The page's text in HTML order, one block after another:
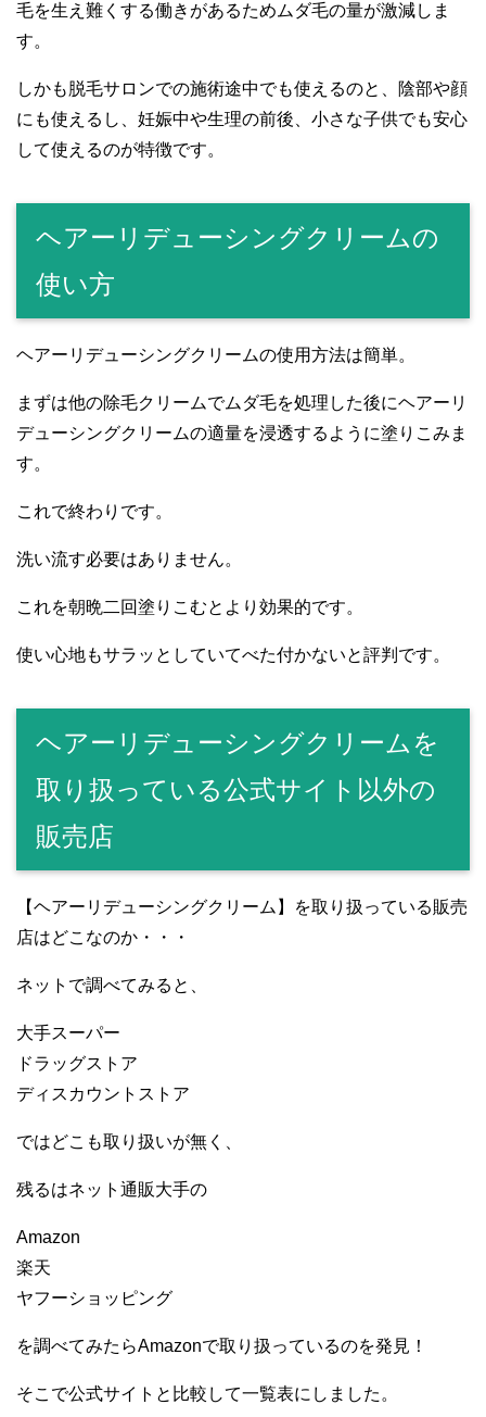
毛を生え難くする働きがあるためムダ毛の量が激減しま
す。
しかも脱毛サロンでの施術途中でも使えるのと、陰部や顔
にも使えるし、妊娠中や生理の前後、小さな子供でも安心
して使えるのが特徴です。
ヘアーリデューシングクリームの
使い方
ヘアーリデューシングクリームの使用方法は簡単。
まずは他の除毛クリームでムダ毛を処理した後にヘアーリ
デューシングクリームの適量を浸透するように塗りこみま
す。
これで終わりです。
洗い流す必要はありません。
これを朝晩二回塗りこむとより効果的です。
使い心地もサラッとしていてべた付かないと評判です。
ヘアーリデューシングクリームを
取り扱っている公式サイト以外の
販売店
【ヘアーリデューシングクリーム】を取り扱っている販売
店はどこなのか・・・
ネットで調べてみると、
大手スーパー
ドラッグストア
ディスカウントストア
ではどこも取り扱いが無く、
残るはネット通販大手の
Amazon
楽天
ヤフーショッピング
を調べてみたらAmazonで取り扱っているのを発見！
そこで公式サイトと比較して一覧表にしました。